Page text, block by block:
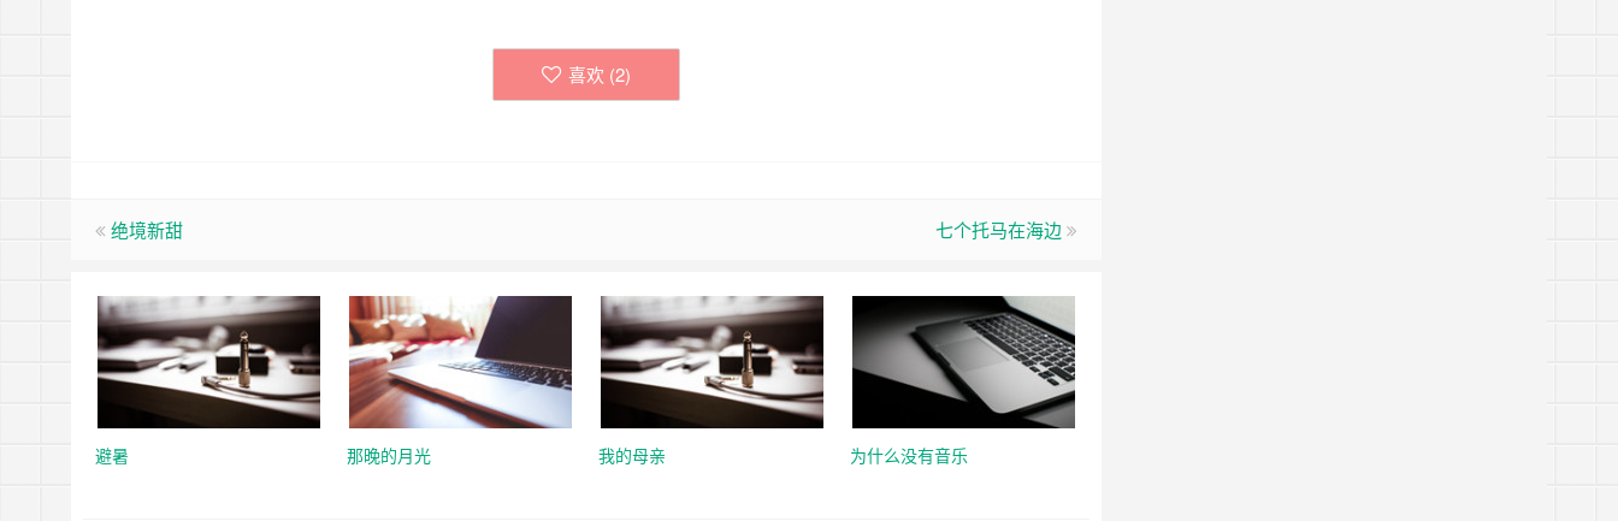
喜欢 (2)
绝境新甜 七个托马在海边
避暑 那晚的月光 我的母亲 为什么没有音乐